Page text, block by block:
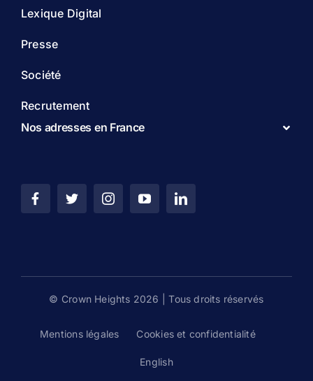
Lexique Digital
Presse
Société
Recrutement
Nos adresses en France
© Crown Heights 2026 | Tous droits réservés
Mentions légales Cookies et confidentialité
English